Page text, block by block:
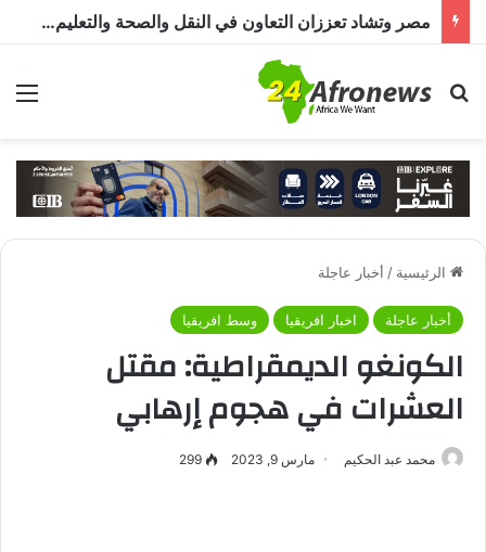
مصر وتشاد تعززان التعاون في النقل والصحة والتعليم والاستثمار خلال الدورة الرابعة للجنة المشتركة
بحث عن
الرئيسية / أخبار عاجلة
أخبار عاجلة اخبار افريقيا وسط افريقيا
الكونغو الديمقراطية: مقتل
العشرات في هجوم إرهابي
محمد عبد الحكيم مارس 9, 2023 299